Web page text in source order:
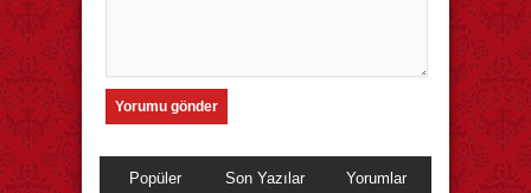
Popüler Son Yazılar Yorumlar